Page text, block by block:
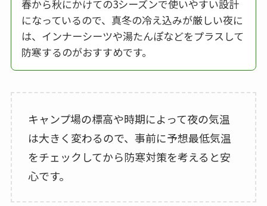
春から秋にかけての3シーズンで使いやすい設計
になっているので、真冬の冷え込みが厳しい夜に
は、インナーシーツや湯たんぽなどをプラスして
防寒するのがおすすめです。
キャンプ場の標高や時期によって夜の気温
は大きく変わるので、事前に予想最低気温
をチェックしてから防寒対策を考えると安
心です。